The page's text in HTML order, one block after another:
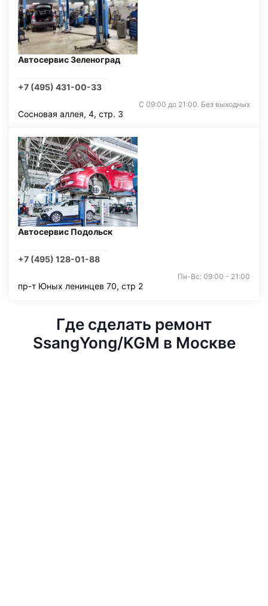
Автосервис Зеленоград
+7 (495) 431-00-33
С 09:00 до 21:00. Без выходных
Сосновая аллея, 4, стр. 3
Автосервис Подольск
+7 (495) 128-01-88
Пн-Вс: 09:00 - 21:00
пр-т Юных ленинцев 70, стр 2
Где сделать ремонт
SsangYong/KGM в Москве